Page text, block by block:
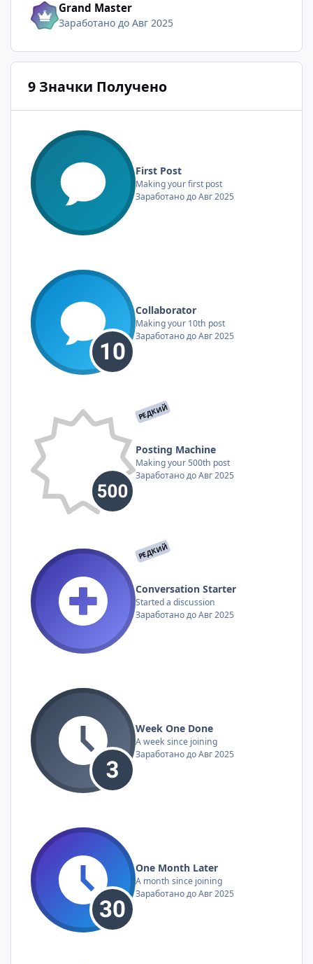
Grand Master
Заработано до Авг 2025
9 Значки Получено
First Post
Making your first post
Заработано до Авг 2025
Collaborator
Making your 10th post
Заработано до Авг 2025
РЕДКИЙ
Posting Machine
Making your 500th post
Заработано до Авг 2025
РЕДКИЙ
Conversation Starter
Started a discussion
Заработано до Авг 2025
Week One Done
A week since joining
Заработано до Авг 2025
One Month Later
A month since joining
Заработано до Авг 2025